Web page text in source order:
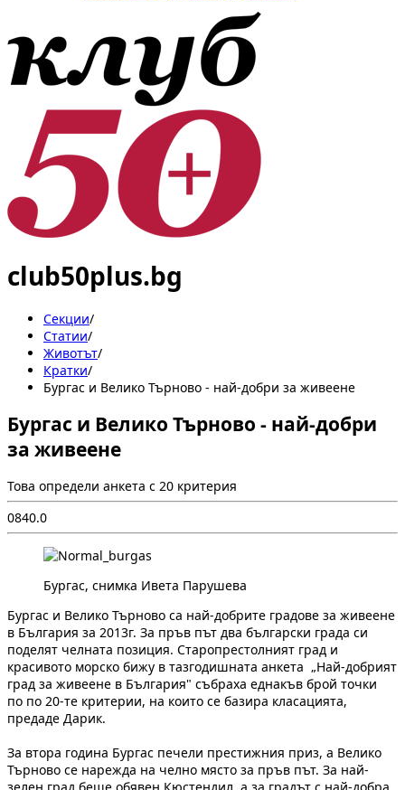
club50plus.bg
Секции/
Статии/
Животът/
Кратки/
Бургас и Велико Търново - най-добри за живеене
Бургас и Велико Търново - най-добри
за живеене
Това определи анкета с 20 критерия
0840.0
Бургас, снимка Ивета Парушева
Бургас и Велико Търново са най-добрите градове за живеене
в България за 2013г. За пръв път два български града си
поделят челната позиция. Старопрестолният град и
красивото морско бижу в тазгодишната анкета „Най-добрият
град за живеене в България" събраха еднакъв брой точки
по по 20-те критерии, на които се базира класацията,
предаде Дарик.
За втора година Бургас печели престижния приз, а Велико
Търново се нарежда на челно място за пръв път. За най-